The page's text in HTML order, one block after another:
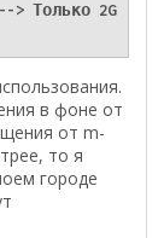
> Только 2G
в фоне от
от m-
то я
городе